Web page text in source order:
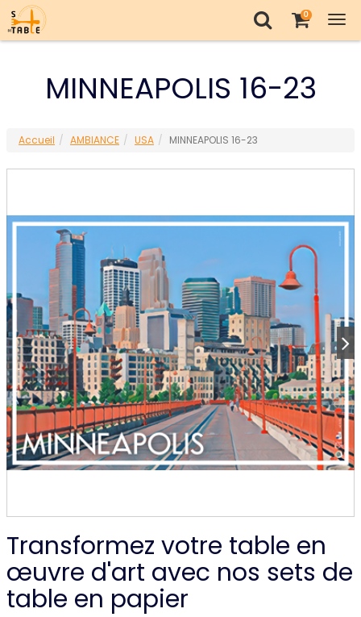
0
MINNEAPOLIS 16-23
Accueil AMBIANCE USA MINNEAPOLIS 16-23
Transformez votre table en
œuvre d'art avec nos sets de
table en papier